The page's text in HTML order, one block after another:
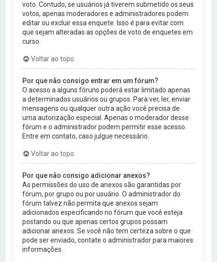
voto. Contudo, se usuários já tiverem submetido os seus
votos, apenas moderadores e administradores podem
editar ou excluir essa enquete. Isso é para evitar com
que sejam alteradas as opções de voto de enquetes em
curso.
Voltar ao topo
Por que não consigo entrar em um fórum?
O acesso a alguns fóruns poderá estar limitado apenas
a determinados usuários ou grupos. Para ver, ler, enviar
mensagens ou qualquer outra ação você precisa de
uma autorização especial. Apenas o moderador desse
fórum e o administrador podem permitir esse acesso.
Entre em contato, caso julgue necessário.
Voltar ao topo
Por que não consigo adicionar anexos?
As permissões do uso de anexos são garantidas por
fórum, por grupo ou por usuário. O administrador do
fórum talvez não permita que anexos sejam
adicionados especificando no fórum que você esteja
postando ou que apenas certos grupos possam
adicionar anexos. Se você não tem certeza sobre o que
pode ser enviado, contate o administrador para maiores
informações.